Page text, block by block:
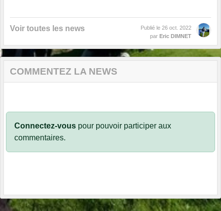
Voir toutes les news Publié le 26 oct. 2022
par Eric DIMNET
COMMENTEZ LA NEWS
Connectez-vous pour pouvoir participer aux
commentaires.